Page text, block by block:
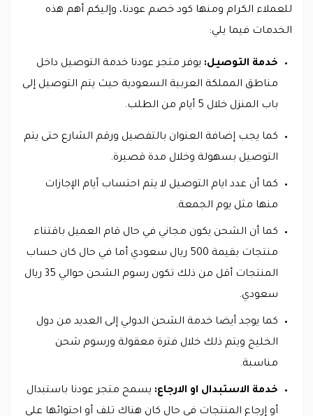
للعملاء الكرام ومنها كود خصم عودنا، وإليكم أهم هذه
الخدمات فيما يلي:
خدمة التوصيل: يوفر متجر عودنا خدمة التوصيل داخل
مناطق المملكة العربية السعودية حيث يتم التوصيل إلى
باب المنزل خلال 5 أيام من الطلب.
كما يجب إضافة العنوان بالتفصيل ورقم الشارع حتى يتم
التوصيل بسهولة وخلال مدة قصيرة.
كما أن عدد ايام التوصيل لا يتم احتساب أيام الإجازات
منها مثل يوم الجمعة.
كما أن الشحن يكون مجاني في حال قام العميل باقتناء
منتجات بقيمة 500 ريال سعودي أما في حال كان حساب
المنتجات أقل من ذلك تكون رسوم الشحن حوالي 35 ريال
سعودي.
كما يوجد أيضا خدمة الشحن الدولي إلى العديد من دول
الخليج ويتم ذلك خلال فترة معقولة ورسوم شحن
مناسبة.
خدمة الاستبدال او الارجاع: يسمح متجر عودنا باستبدال
أو إرجاع المنتجات في حال كان هناك تلف أو احتوائها على